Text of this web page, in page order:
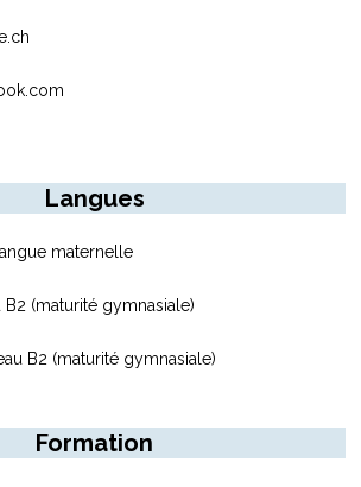
Langues
maternelle
B2 (maturité gymnasiale)
B2 (maturité gymnasiale)
Formation